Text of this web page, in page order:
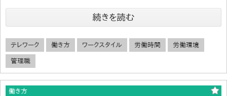
続きを読む
テレワーク 働き方 ワークスタイル 労働時間 労働環境
管理職
働き方